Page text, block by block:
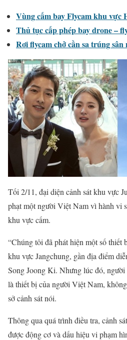
Vùng cấm bay Flycam khu vực
Thủ tục cấp phép bay drone –
Rơi flycam chở cần sa trúng
Tối 2/11, đại diện cảnh sát khu vực
phạt một người Việt Nam vì hành vi
khu vực cấm.
“Chúng tôi đã phát hiện một số thiết
khu vực Jangchung, gần địa điểm
Song Joong Ki. Nhưng lúc đó,
là thiết bị của người Việt Nam,
sở cảnh sát nói.
Thông qua quá trình điều tra, cảnh
được động cơ và dấu hiệu vi phạm